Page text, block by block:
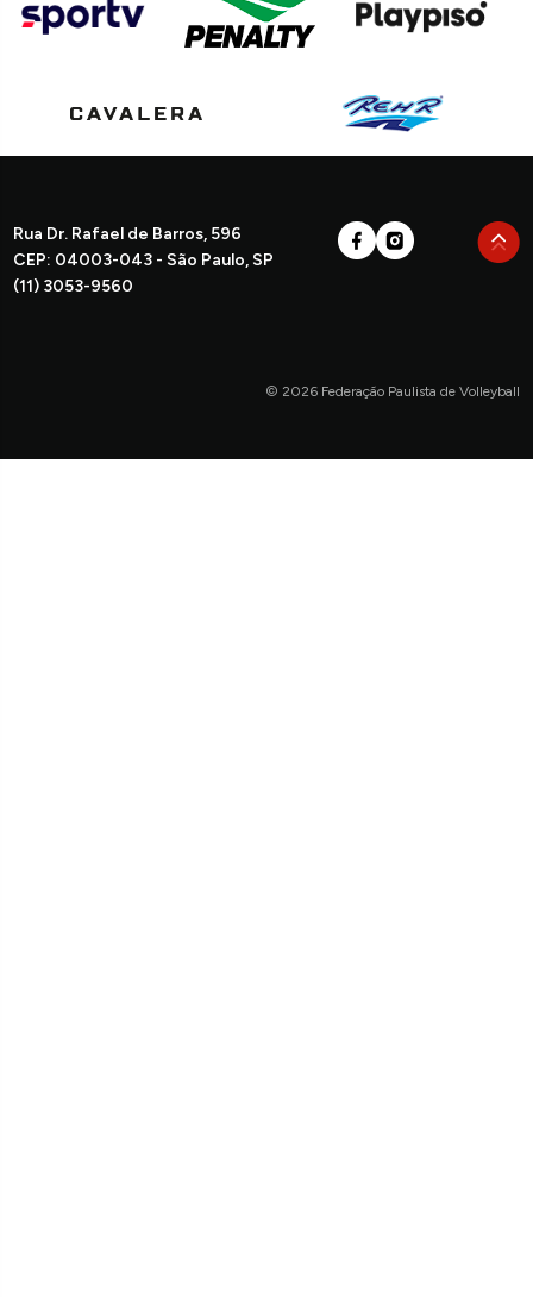
Rua Dr. Rafael de Barros, 596
CEP: 04003-043 - São Paulo, SP
(11) 3053-9560
© 2026 Federação Paulista de Volleyball